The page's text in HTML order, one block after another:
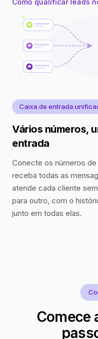
Como qualificar leads
Caixa de entrada
Vários números,
entrada
Conecte os números
receba todas as
atende cada cliente
para outro, com o
junto em todas elas.
Comece